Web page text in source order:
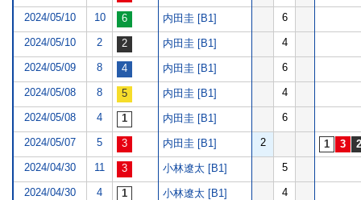
2024/05/10 10 内田圭 [B1] 6
2024/05/10 2 内田圭 [B1] 4
2024/05/09 8 内田圭 [B1] 6
2024/05/08 8 内田圭 [B1] 4
2024/05/08 4 内田圭 [B1] 6
2024/05/07 5 内田圭 [B1] 2
2024/04/30 11 小林遼太 [B1] 5
2024/04/30 4 小林遼太 [B1] 4